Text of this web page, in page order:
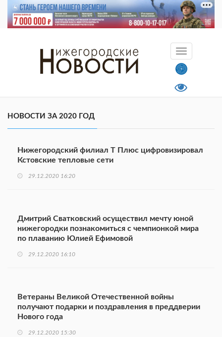
НОВОСТИ ЗА 2020 ГОД
Нижегородский филиал Т Плюс цифровизировал
Кстовские тепловые сети
29.12.2020 16:20
Дмитрий Сватковский осуществил мечту юной
нижегородки познакомиться с чемпионкой мира
по плаванию Юлией Ефимовой
29.12.2020 16:10
Ветераны Великой Отечественной войны
получают подарки и поздравления в преддверии
Нового года
29.12.2020 15:30